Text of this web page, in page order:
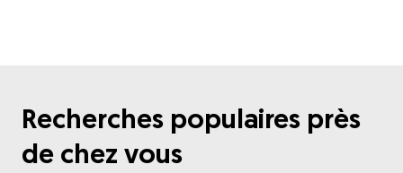
Recherches populaires près
de chez vous